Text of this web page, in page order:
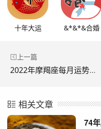
十年大运 &*&*&合婚
上一篇
2022年摩羯座每月运势唐立淇，唐绮阳2022 年星座运势
相关文章
74